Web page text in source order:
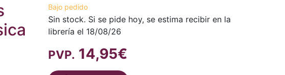
Bajo pedido
Sin stock. Si se pide hoy, se estima recibir en la
librería el 18/08/26
PVP. 14,95€